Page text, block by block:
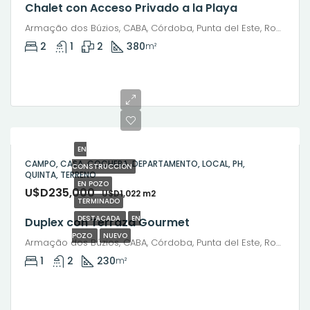
Chalet con Acceso Privado a la Playa
Armação dos Búzios, CABA, Córdoba, Punta del Este, Rosario, Santiago de Chile, Valparaíso, Villa Dolores, Viña del Mar
2 1 2 380m²
EN
CONSTRUCCIÓN
EN POZO
TERMINADO
DESTACADA
EN
POZO
NUEVO
CAMPO, CASA, COCHERA, DEPARTAMENTO, LOCAL, PH,
QUINTA, TERRENO
U$D235,000 U$D1,022 m2
Duplex con Terraza Gourmet
Armação dos Búzios, CABA, Córdoba, Punta del Este, Rosario, Santiago de Chile, Valparaíso, Villa Dolores, Viña del Mar
1 2 230m²